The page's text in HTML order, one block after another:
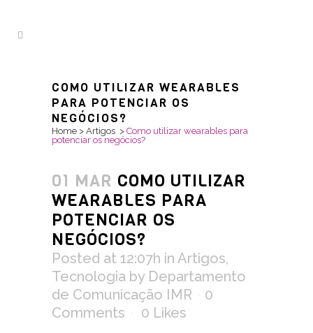
COMO UTILIZAR WEARABLES
PARA POTENCIAR OS
NEGÓCIOS?
Home > Artigos > Como utilizar wearables para
potenciar os negócios?
01 MAR COMO UTILIZAR
WEARABLES PARA
POTENCIAR OS
NEGÓCIOS?
Posted at 12:07h in Artigos,
Tecnologia by Departamento
de Comunicação IMR
0
Comments
0 Likes